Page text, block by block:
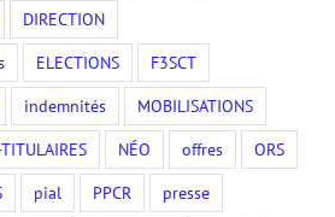
DIRECTION
ELECTIONS
F3SCT
indemnités
MOBILISATIONS
NÉO offres
ORS
pial PPCR
presse